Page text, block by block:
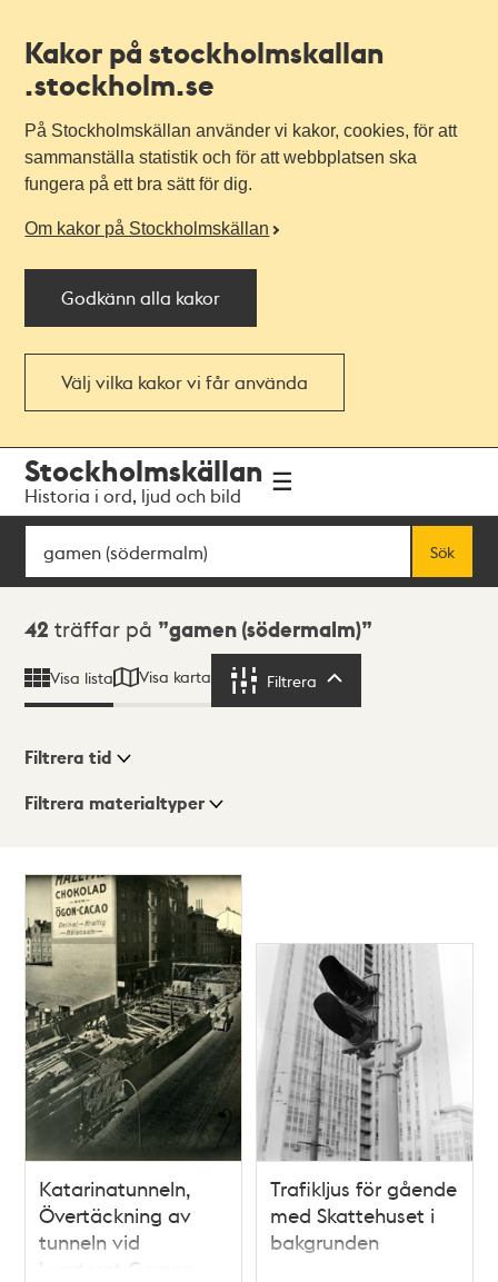
Kakor på stockholmskallan
.stockholm.se
På Stockholmskällan använder vi kakor, cookies, för att
sammanställa statistik och för att webbplatsen ska
fungera på ett bra sätt för dig.
Om kakor på Stockholmskällan
Godkänn alla kakor
Välj vilka kakor vi får använda
navigationen
huvudinnehållet
Stockholmskällan
Historia i ord, ljud och bild
Sök
Sök
Sökresultat
42 träffar på gamen (södermalm)
Visa lista Visa karta Filtrera
Visningsläge
Lista
Karta
Filtrera tid
Filtrera materialtyper
träffar
Katarinatunneln,
Övertäckning av
tunneln vid
kvarteret Gamen
Trafikljus för gående
med Skattehuset i
bakgrunden